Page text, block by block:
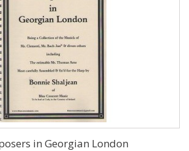
in Georgian London